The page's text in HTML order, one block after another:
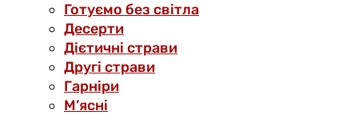
Готуємо без світла
Десерти
Дієтичні страви
Другі страви
Гарніри
М’ясні